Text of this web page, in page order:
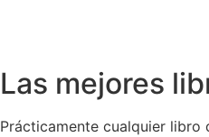
Las mejores
Prácticamente cualquier libro